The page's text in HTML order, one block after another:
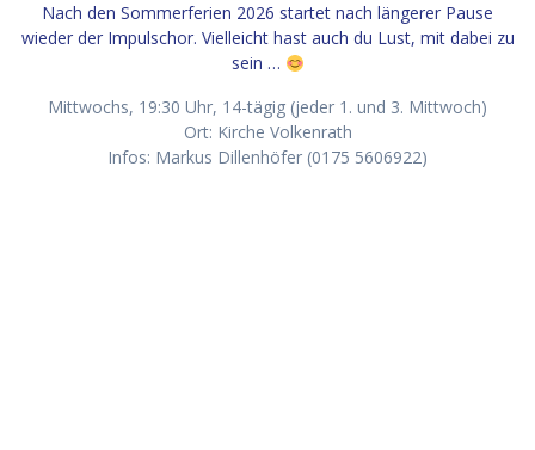
Nach den Sommerferien 2026 startet nach längerer Pause
wieder der Impulschor. Vielleicht hast auch du Lust, mit dabei zu
sein …
Mittwochs, 19:30 Uhr, 14-tägig (jeder 1. und 3. Mittwoch)
Ort: Kirche Volkenrath
Infos: Markus Dillenhöfer (0175 5606922)